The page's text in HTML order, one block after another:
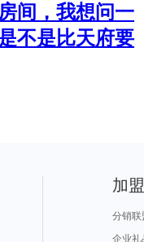
间，我想问一
不是比天府要
加
分销联
企业礼